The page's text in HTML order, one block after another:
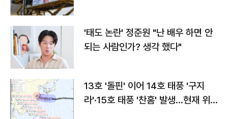
'태도 논란' 정준원 "난 배우 하면 안
되는 사람인가? 생각 했다"
13호 '돌핀' 이어 14호 태풍 '구지
라'·15호 태풍 '찬홈' 발생…현재 위